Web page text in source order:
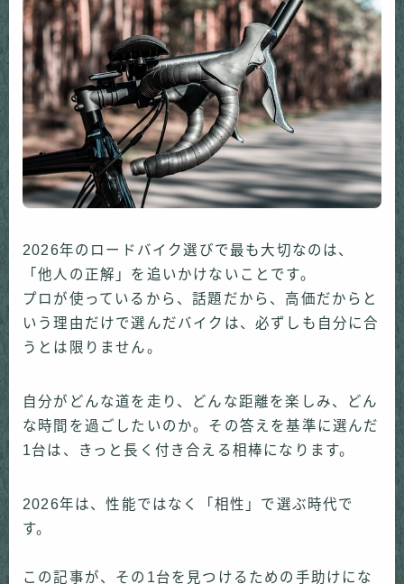
2026年のロードバイク選びで最も大切なのは、
「他人の正解」を追いかけないことです。
プロが使っているから、話題だから、高価だからと
いう理由だけで選んだバイクは、必ずしも自分に合
うとは限りません。
自分がどんな道を走り、どんな距離を楽しみ、どん
な時間を過ごしたいのか。その答えを基準に選んだ
1台は、きっと長く付き合える相棒になります。
2026年は、性能ではなく「相性」で選ぶ時代で
す。
この記事が、その1台を見つけるための手助けにな